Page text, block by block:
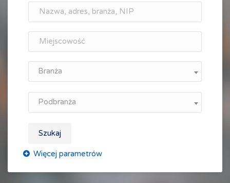
Branża
Podbranża
Szukaj